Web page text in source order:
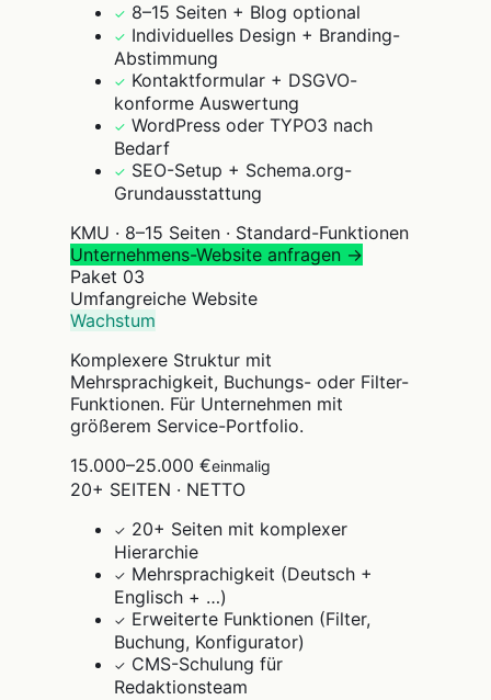
✓ 8–15 Seiten + Blog optional
✓ Individuelles Design + Branding-
Abstimmung
✓ Kontaktformular + DSGVO-
konforme Auswertung
✓ WordPress oder TYPO3 nach
Bedarf
✓ SEO-Setup + Schema.org-
Grundausstattung
KMU · 8–15 Seiten · Standard-Funktionen
Unternehmens-Website anfragen →
Paket 03
Umfangreiche Website
Wachstum
Komplexere Struktur mit
Mehrsprachigkeit, Buchungs- oder Filter-
Funktionen. Für Unternehmen mit
größerem Service-Portfolio.
15.000–25.000 €einmalig
20+ SEITEN · NETTO
✓ 20+ Seiten mit komplexer
Hierarchie
✓ Mehrsprachigkeit (Deutsch +
Englisch + …)
✓ Erweiterte Funktionen (Filter,
Buchung, Konfigurator)
✓ CMS-Schulung für
Redaktionsteam